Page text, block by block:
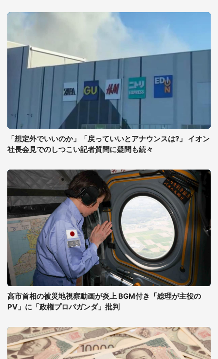
「想定外でいいのか」「戻っていいとアナウンスは?」 イオン
社長会見でのしつこい記者質問に疑問も続々
高市首相の被災地視察動画が炎上 BGM付き「総理が主役の
PV」に「政権プロパガンダ」批判